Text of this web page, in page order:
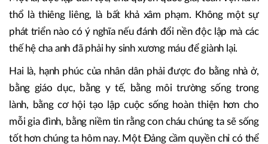
Thưa các quý vị,
Chúng tôi bước vào giai đoạn phát triển mới với tư duy
mới, nhưng với những giá trị không bao giờ thay đổi.
Một là, độc lập dân tộc, chủ quyền quốc gia, toàn vẹn lãnh
thổ là thiêng liêng, là bất khả xâm phạm. Không một sự
phát triển nào có ý nghĩa nếu đánh đổi nền độc lập mà các
thế hệ cha anh đã phải hy sinh xương máu để giành lại.